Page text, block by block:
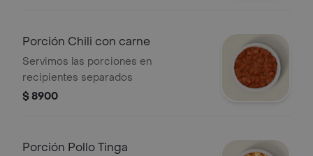
Porción Chili con carne
Servimos las porciones en
recipientes separados
$ 8900
Porción Pollo Tinga